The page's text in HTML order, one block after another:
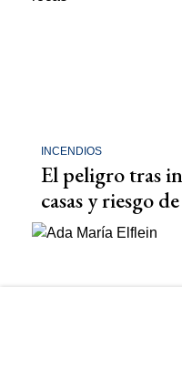
INCENDIOS
El peligro tras
casas y riesgo